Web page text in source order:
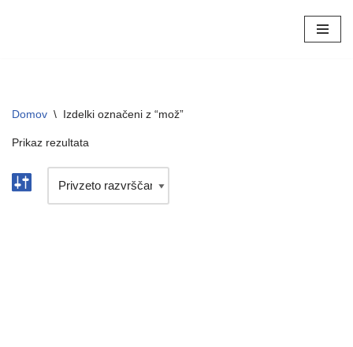
Domov \ Izdelki označeni z “mož”
Prikaz rezultata